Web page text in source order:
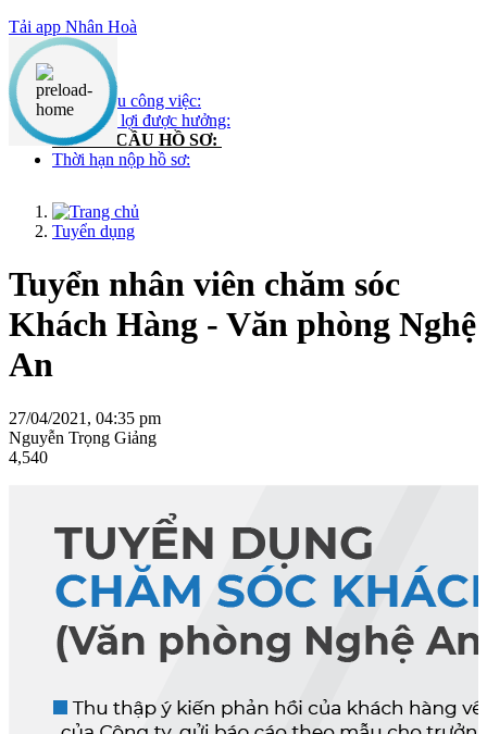
Tải app Nhân Hoà
Nội dung chính
1. Yêu cầu công việc:
2. Quyền lợi được hưởng:
II. YÊU CẦU HỒ SƠ:
Thời hạn nộp hồ sơ:
Tuyển dụng
Tuyển nhân viên chăm sóc
Khách Hàng - Văn phòng Nghệ
An
27/04/2021, 04:35 pm
Nguyễn Trọng Giảng
4,540